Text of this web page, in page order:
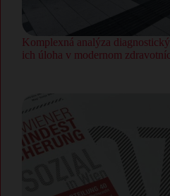
Komplexná analýza
ich úloha v modernom